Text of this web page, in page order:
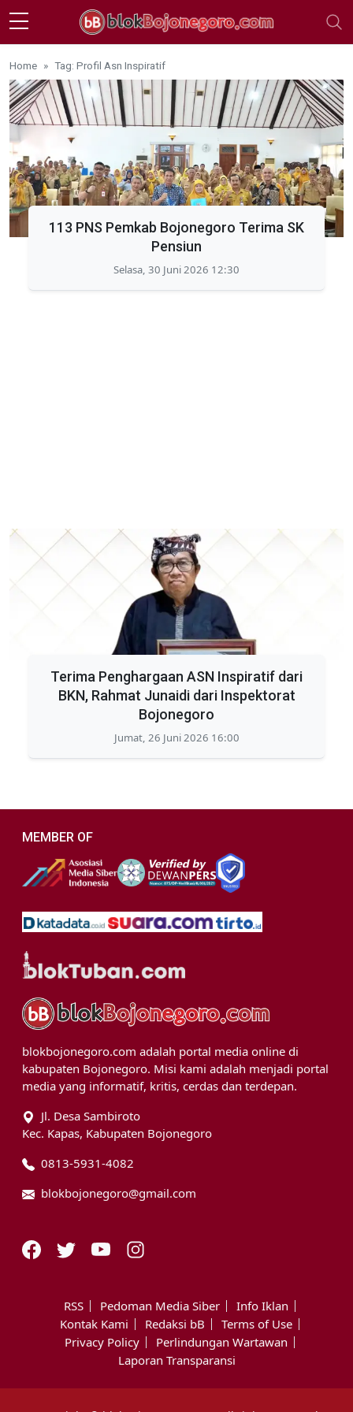
Skip to main content
Home Tag: Profil Asn Inspiratif
113 PNS Pemkab Bojonegoro Terima SK
Pensiun
Selasa, 30 Juni 2026 12:30
Terima Penghargaan ASN Inspiratif dari
BKN, Rahmat Junaidi dari Inspektorat
Bojonegoro
Jumat, 26 Juni 2026 16:00
MEMBER OF
blokbojonegoro.com adalah portal media online di
kabupaten Bojonegoro. Misi kami adalah menjadi portal
media yang informatif, kritis, cerdas dan terdepan.
Jl. Desa Sambiroto
Kec. Kapas, Kabupaten Bojonegoro
0813-5931-4082
blokbojonegoro@gmail.com
RSS Pedoman Media Siber
Info Iklan
Kontak Kami
Redaksi bB
Terms of Use
Privacy Policy
Perlindungan Wartawan
Laporan Transparansi